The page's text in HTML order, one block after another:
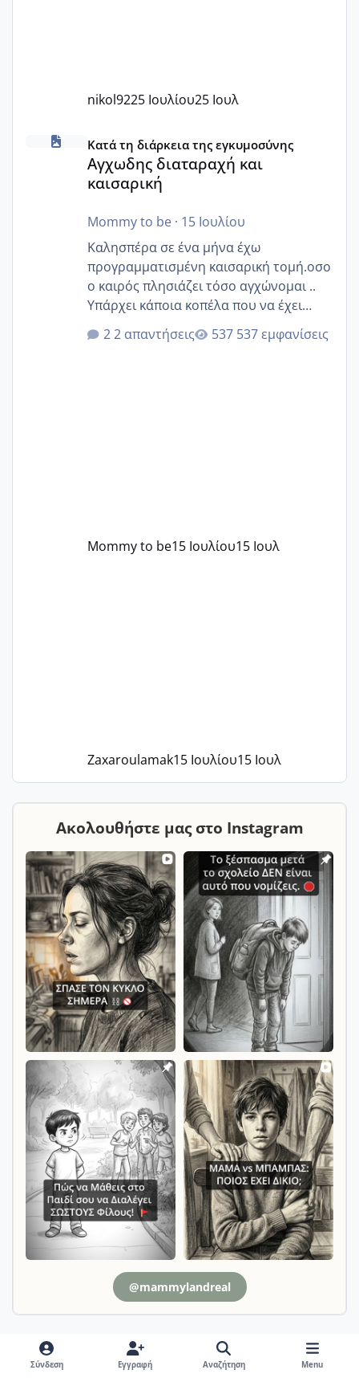
nikol9225 Ιουλίου25 Ιουλ
Αγχωδης διαταραχή και καισαρική
Κατά τη διάρκεια της εγκυμοσύνης
Αγχωδης διαταραχή και
καισαρική
Mommy to be· 15 Ιουλίου
Καλησπέρα σε ένα μήνα έχω
προγραμματισμένη καισαρική τομή.οσο
ο καιρός πλησιάζει τόσο αγχώνομαι ..
Υπάρχει κάποια κοπέλα που να έχει
παρόμοιο ιστορικό να μας πει την
εμπειρία της;Να σημειώσω είναι η
2 απαντήσεις 537 εμφανίσεις
Mommy to be15 Ιουλίου15 Ιουλ
Zaxaroulamak15 Ιουλίου15 Ιουλ
Ακολουθήστε μας στο Instagram
@mammylandreal
Απαντήσεις
Σύνδεση Εγγραφή Αναζήτηση Menu